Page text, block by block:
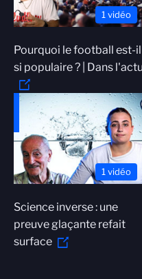
1 vidéo
Pourquoi le football est-il
si populaire ? | Dans l'actu
1 vidéo
Science inverse : une
preuve glaçante refait
surface